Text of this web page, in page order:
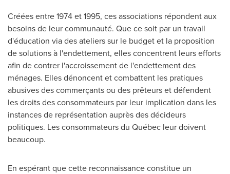
Créées entre 1974 et 1995, ces associations répondent aux
besoins de leur communauté. Que ce soit par un travail
d'éducation via des ateliers sur le budget et la proposition
de solutions à l'endettement, elles concentrent leurs efforts
afin de contrer l'accroissement de l'endettement des
ménages. Elles dénoncent et combattent les pratiques
abusives des commerçants ou des prêteurs et défendent
les droits des consommateurs par leur implication dans les
instances de représentation auprès des décideurs
politiques. Les consommateurs du Québec leur doivent
beaucoup.
En espérant que cette reconnaissance constitue un